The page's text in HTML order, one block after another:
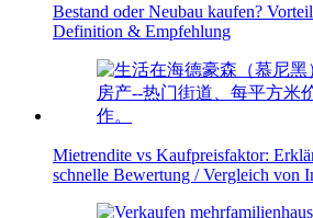
Bestand oder Neubau kaufen?
Definition & Empfehlung
Mietrendite vs Kaufpreisfaktor:
schnelle Bewertung / Vergleich von